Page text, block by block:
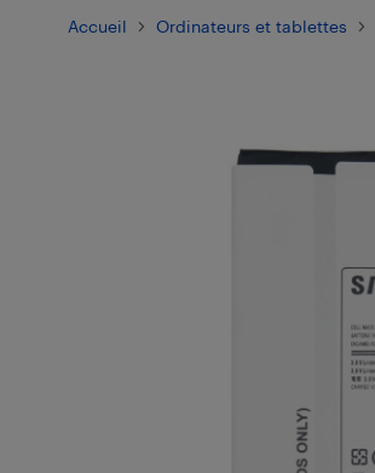
Accueil Ordinateurs et tablettes